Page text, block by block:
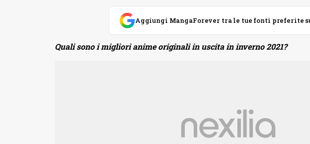
Aggiungi MangaForever tra le tue fonti preferite
Quali sono i migliori anime originali in uscita in inverno 2021?